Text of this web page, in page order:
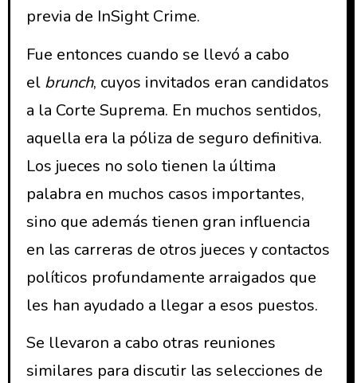
previa de InSight Crime.
Fue entonces cuando se llevó a cabo
el brunch, cuyos invitados eran candidatos
a la Corte Suprema. En muchos sentidos,
aquella era la póliza de seguro definitiva.
Los jueces no solo tienen la última
palabra en muchos casos importantes,
sino que además tienen gran influencia
en las carreras de otros jueces y contactos
políticos profundamente arraigados que
les han ayudado a llegar a esos puestos.
Se llevaron a cabo otras reuniones
similares para discutir las selecciones de